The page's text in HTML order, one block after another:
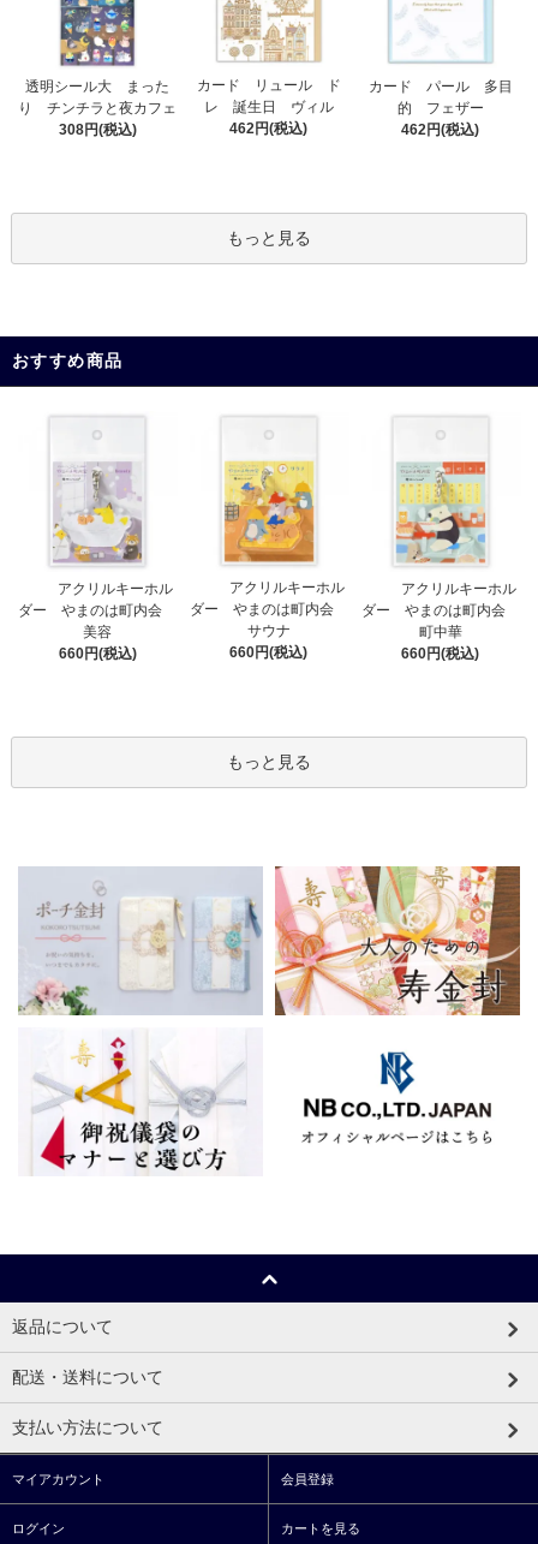
透明シール大 まった
り チンチラと夜カフェ
308円(税込)
カード リュール ド
レ 誕生日 ヴィル
462円(税込)
カード パール 多目
的 フェザー
462円(税込)
もっと見る
おすすめ商品
アクリルキーホル
ダー やまのは町内会
美容
660円(税込)
アクリルキーホル
ダー やまのは町内会
サウナ
660円(税込)
アクリルキーホル
ダー やまのは町内会
町中華
660円(税込)
もっと見る
返品について
配送・送料について
支払い方法について
マイアカウント 会員登録
ログイン カートを見る